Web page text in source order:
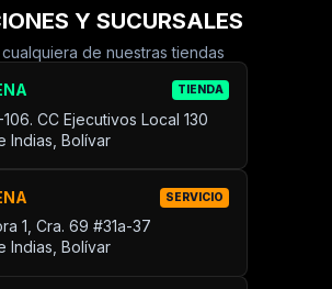
Y SUCURSALES
de nuestras tiendas
TIENDA
CC Ejecutivos Local 130
Indias, Bolívar
SERVICIO
1, Cra. 69 #31a-37
Indias, Bolívar